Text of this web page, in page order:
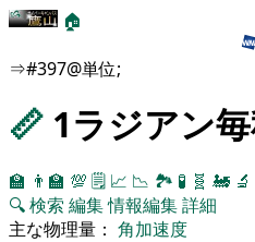
🏠
⇒#397@単位;
📏 1ラジアン
🏫 👨‍🏫 💯 🗒️ 📈 📉 🏞 🧪 🧬 🚂 🔬
🔍検索 編集情報編集詳細
主な物理量： 角加速度